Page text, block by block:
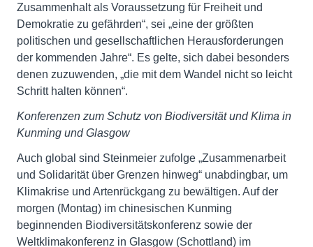
Zusammenhalt als Voraussetzung für Freiheit und
Demokratie zu gefährden“, sei „eine der größten
politischen und gesellschaftlichen Herausforderungen
der kommenden Jahre“. Es gelte, sich dabei besonders
denen zuzuwenden, „die mit dem Wandel nicht so leicht
Schritt halten können“.
Konferenzen zum Schutz von Biodiversität und Klima in
Kunming und Glasgow
Auch global sind Steinmeier zufolge „Zusammenarbeit
und Solidarität über Grenzen hinweg“ unabdingbar, um
Klimakrise und Artenrückgang zu bewältigen. Auf der
morgen (Montag) im chinesischen Kunming
beginnenden Biodiversitätskonferenz sowie der
Weltklimakonferenz in Glasgow (Schottland) im